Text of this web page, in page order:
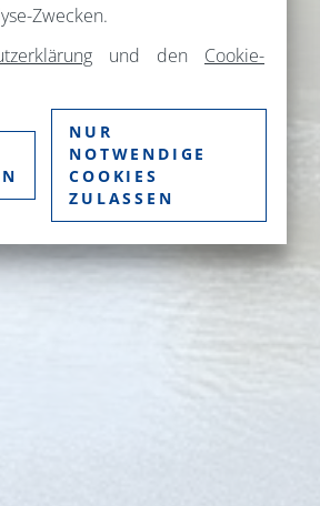
Zwecken.
und den Cookie-
NUR
NOTWENDIGE
COOKIES
ZULASSEN